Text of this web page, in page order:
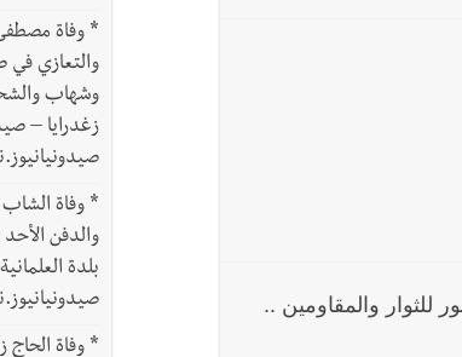
والمقاومين ..
*
وشهاب
زغدرايا –
* وفاة
بلدة
*